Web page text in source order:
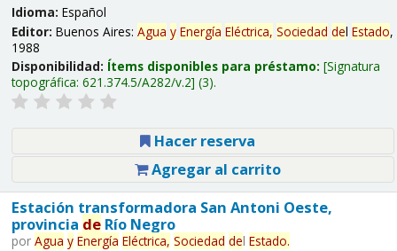
Idioma: Español
Editor: Buenos Aires: Agua y Energía Eléctrica, Sociedad del Estado,
1988
Disponibilidad: Ítems disponibles para préstamo: Signatura
topográfica: 621.374.5/A282/v.2 (3).
Hacer reserva
Agregar al carrito
Estación transformadora San Antoni Oeste,
provincia deRío Negro
por Agua y Energía Eléctrica, Sociedad del Estado.